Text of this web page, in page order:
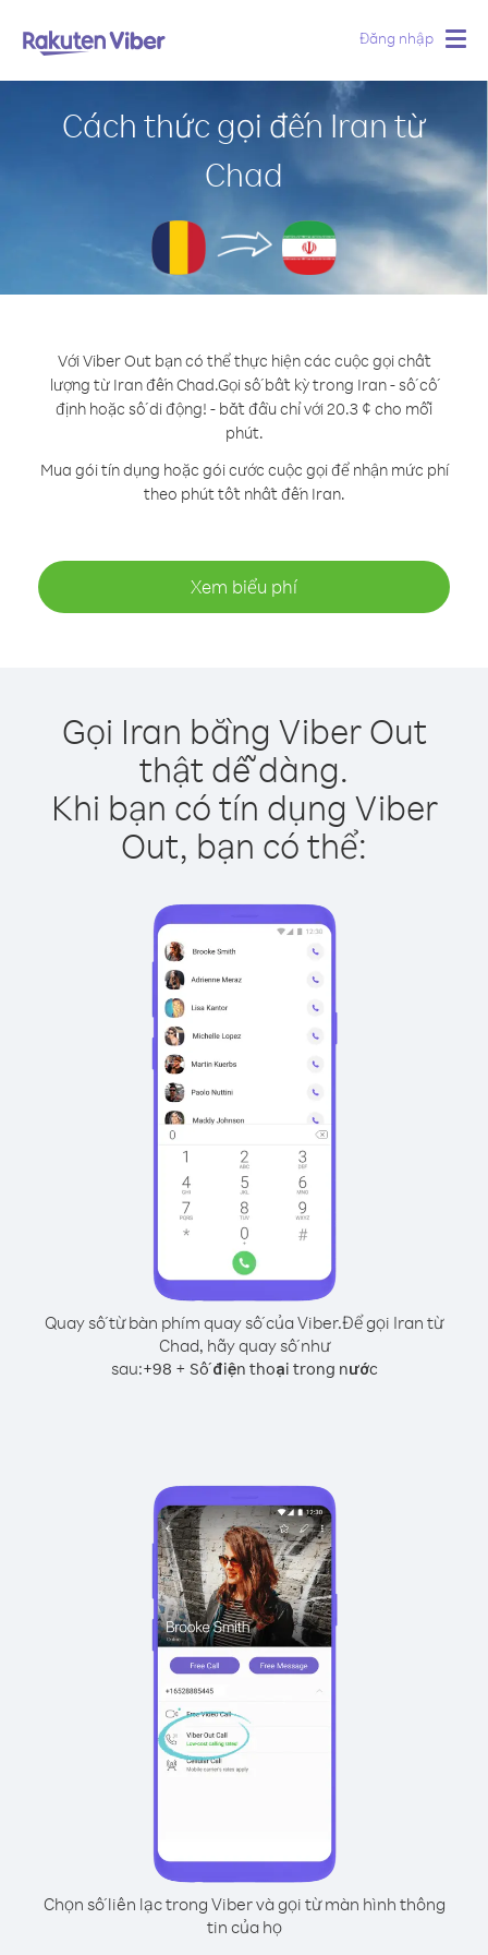
Đăng nhập
Cách thức gọi đến Iran từ
Chad
Với Viber Out bạn có thể thực hiện các cuộc gọi chất
lượng từ Iran đến Chad.Gọi số bất kỳ trong Iran - số cố
định hoặc số di động! - bắt đầu chỉ với 20.3 ¢ cho mỗi
phút.
Mua gói tín dụng hoặc gói cước cuộc gọi để nhận mức phí
theo phút tốt nhất đến Iran.
Xem biểu phí
Gọi Iran bằng Viber Out
thật dễ dàng.
Khi bạn có tín dụng Viber
Out, bạn có thể:
Quay số từ bàn phím quay số của Viber.Để gọi Iran từ
Chad, hãy quay số như
sau:+98 + Số điện thoại trong nước
Chọn số liên lạc trong Viber và gọi từ màn hình thông
tin của họ